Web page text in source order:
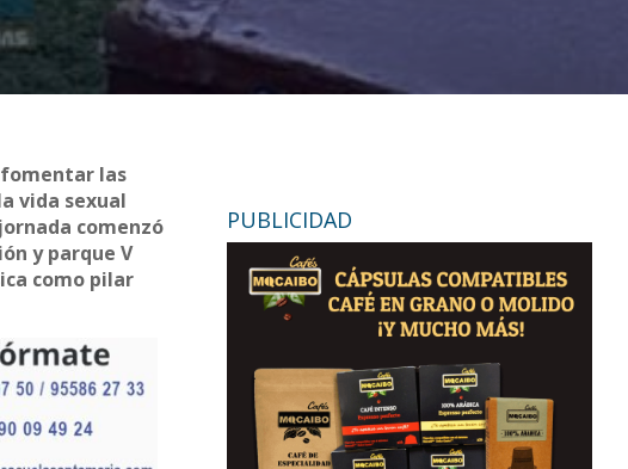
las
vida sexual
comenzó
y parque V
como pilar
PUBLICIDAD